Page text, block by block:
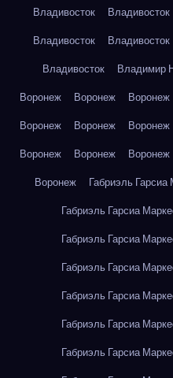
Владивосток
Владивосток
Владивосток
Владивосток
Владивосток
Владимир
Воронеж
Воронеж Воронеж
Воронеж
Воронеж Воронеж
Воронеж
Воронеж Воронеж
Воронеж
Габриэль
Габриэль Гарсиа
Габриэль Гарсиа
Габриэль Гарсиа
Габриэль Гарсиа
Габриэль Гарсиа
Габриэль Гарсиа